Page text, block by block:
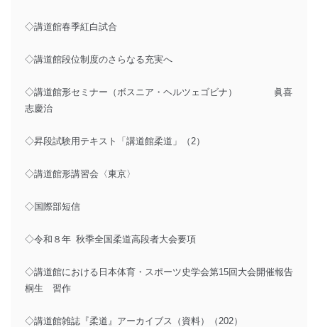
◇講道館春季紅白試合
◇講道館段位制度のさらなる充実へ
◇講道館形セミナー（ボスニア・ヘルツェゴビナ） 眞喜
志慶治
◇昇段試験用テキスト「講道館柔道」（2）
◇講道館形講習会〈東京〉
◇国際部短信
◇令和８年 秋季全国柔道高段者大会要項
◇講道館における日本体育・スポーツ史学会第15回大会開催報告
桐生 習作
◇講道館雑誌『柔道』アーカイブス（資料）（202）